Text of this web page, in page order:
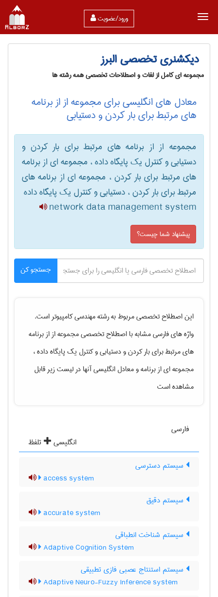
ورود/عضویت
دیکشنری تخصصی البرز
مجموعه ای کامل از لغات و اصطلاحات تخصصی همه رشته ها
معادل های انگلیسی برای مجموعه از از برنامه
های مرتبط برای بار کردن و دستیابی
مجموعه از از برنامه های مرتبط برای بار کردن و
دستیابی و کنترل یک پایگاه داده ، مجموعه ای از برنامه
های مرتبط برای بار کردن ، مجموعه ای از برنامه های
مرتبط برای بار کردن ، دستیابی و کنترل یک پایگاه داده
network data management system
پیشنهاد شما چیست؟
جستجو کن
این اصطلاح تخصصی مربوط به رشتهمهندسی كامپيوتراست.
واژه های فارسی مشابه با اصطلاح تخصصیمجموعه از از برنامه
های مرتبط برای بار کردن و دستیابی و کنترل یک پایگاه داده ،
مجموعه ای از برنامهو معادل انگلیسی آنها در لیست زیر قابل
مشاهده است
فارسی
انگلیسی
تلفظ
سیستم دسترسی
access system
سیستم دقیق
accurate system
سیستم شناخت انطباقی
Adaptive Cognition System
سیستم استنتاج عصبی فازی تطبیقی
Adaptive Neuro-Fuzzy Inference system